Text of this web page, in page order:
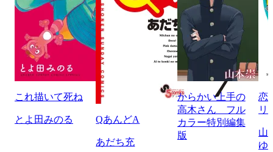
これ描いて死ね
とよ田みのる QあんどA
あだち充
からかい上手の
高木さん フル
カラー特別編集
版
恋
リ
山
ゆ